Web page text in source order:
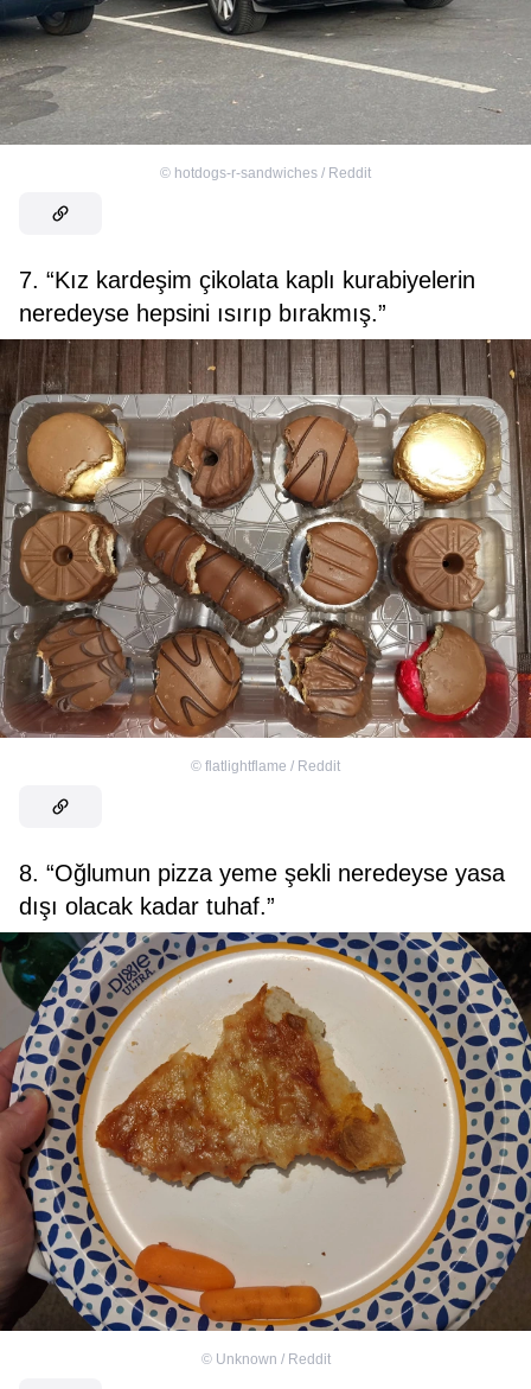
© hotdogs-r-sandwiches / Reddit
7. “Kız kardeşim çikolata kaplı kurabiyelerin
neredeyse hepsini ısırıp bırakmış.”
© flatlightflame / Reddit
8. “Oğlumun pizza yeme şekli neredeyse yasa
dışı olacak kadar tuhaf.”
© Unknown / Reddit